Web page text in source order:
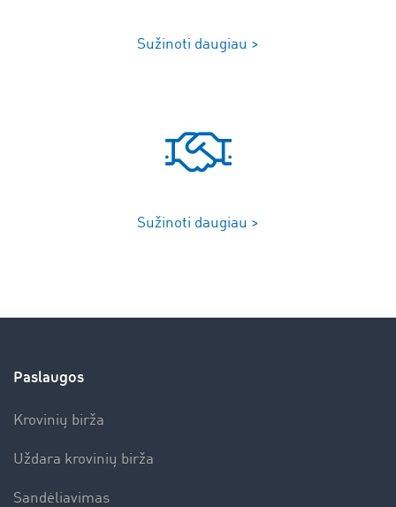
Sužinoti daugiau >
Sužinoti daugiau >
Paslaugos
Krovinių birža
Uždara krovinių birža
Sandėliavimas